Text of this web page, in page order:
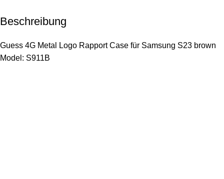
Beschreibung
Guess 4G Metal Logo Rapport Case für Samsung S23 brown
Model: S911B